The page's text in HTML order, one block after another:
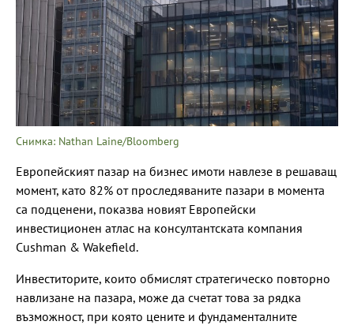
Снимка: Nathan Laine/Bloomberg
Европейският пазар на бизнес имоти навлезе в решаващ
момент, като 82% от проследяваните пазари в момента
са подценени, показва новият Европейски
инвестиционен атлас на консултантската компания
Cushman & Wakefield.
Инвеститорите, които обмислят стратегическо повторно
навлизане на пазара, може да счетат това за рядка
възможност, при която цените и фундаменталните